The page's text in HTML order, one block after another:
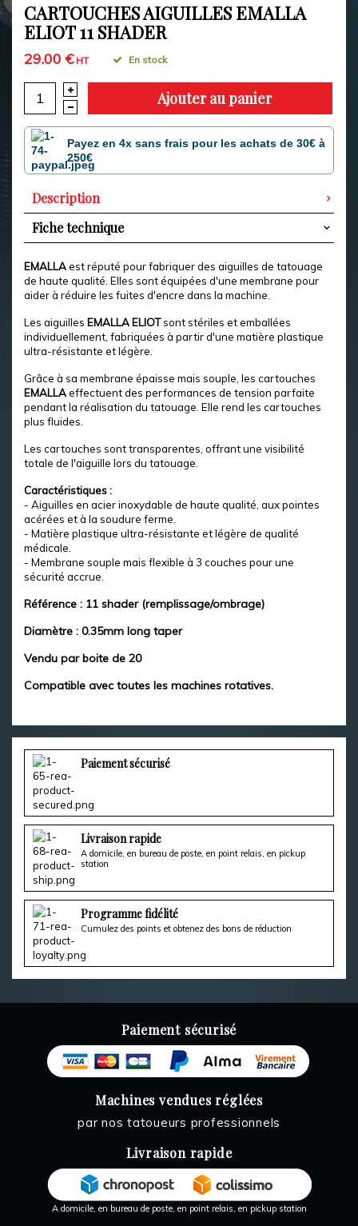
CARTOUCHES AIGUILLES EMALLA
ELIOT 11 SHADER
29.00 €HT En stock
Ajouter au panier
Payez en 4x sans frais pour les achats de 30€ à
250€
Description
Fiche technique
EMALLAest réputé pour fabriquer des aiguilles de tatouage
de haute qualité. Elles sont équipées d'une membrane pour
aider à réduire les fuites d'encre dans la machine.
Les aiguilles EMALLA ELIOTsont stériles et emballées
individuellement, fabriquées à partir d'une matière plastique
ultra-résistante et légère.
Grâce à sa membrane épaisse mais souple, les cartouches
EMALLAeffectuent des performances de tension parfaite
pendant la réalisation du tatouage. Elle rend les cartouches
plus fluides.
Les cartouches sont transparentes, offrant une visibilité
totale de l'aiguille lors du tatouage.
Caractéristiques :
- Aiguilles en acier inoxydable de haute qualité, aux pointes
acérées et à la soudure ferme.
- Matière plastique ultra-résistante et légère de qualité
médicale.
- Membrane souple mais flexible à 3 couches pour une
sécurité accrue.
Référence : 11 shader (remplissage/ombrage)
Diamètre : 0.35mm long taper
Vendu par boite de 20
Compatible avec toutes les machines rotatives.
Paiement sécurisé
Livraison rapide
A domicile, en bureau de poste, en point relais, en pickup
station
Programme fidélité
Cumulez des points et obtenez des bons de réduction
Paiement sécurisé
Machines vendues réglées
par nos tatoueurs professionnels
Livraison rapide
A domicile, en bureau de poste, en point relais, en pickup station